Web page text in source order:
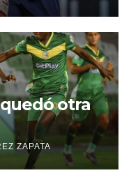
otra
ZAPATA